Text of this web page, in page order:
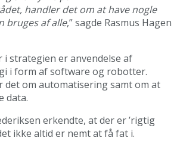
handler det om at have nogle
bruges af alle,” sagde Rasmus Hagen
i strategien er anvendelse af
i form af software og robotter.
det om automatisering samt om at
data.
erkendte, at der er ’rigtig
ikke altid er nemt at få fat i.